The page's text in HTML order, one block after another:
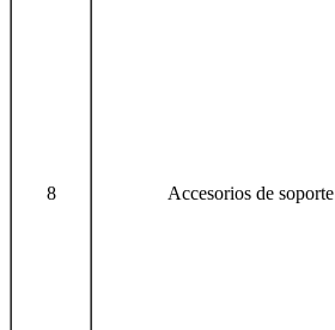
8 Accesorios de soporte